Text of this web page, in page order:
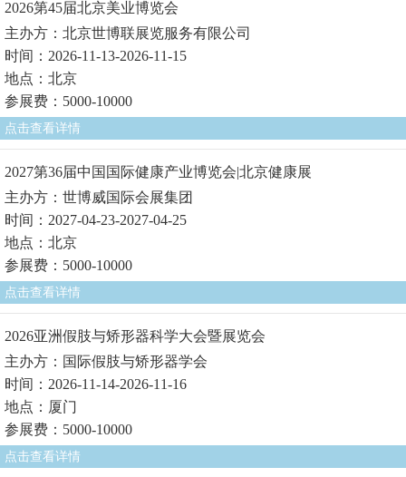
2026第45届北京美业博览会
主办方：北京世博联展览服务有限公司
时间：2026-11-13-2026-11-15
地点：北京
参展费：5000-10000
点击查看详情
2027第36届中国国际健康产业博览会|北京健康展
主办方：世博威国际会展集团
时间：2027-04-23-2027-04-25
地点：北京
参展费：5000-10000
点击查看详情
2026亚洲假肢与矫形器科学大会暨展览会
主办方：国际假肢与矫形器学会
时间：2026-11-14-2026-11-16
地点：厦门
参展费：5000-10000
点击查看详情